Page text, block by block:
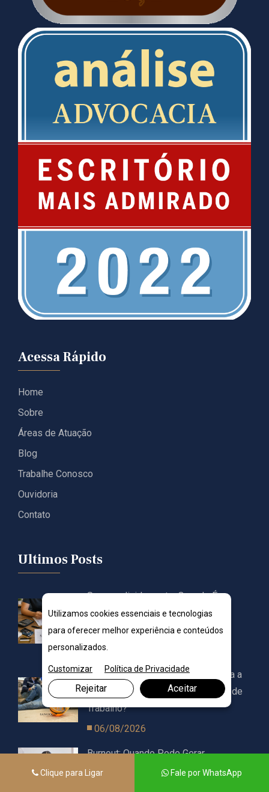
Acessa Rápido
Home
Sobre
Áreas de Atuação
Blog
Trabalhe Conosco
Ouvidoria
Contato
Ultimos Posts
Superendividamento: Quando É
Possível Renegociar Todas as
Dívidas?
06/08/2026
CAT: Quando a Empresa É Obrigada a
Emitir a Comunicação de Acidente de
Trabalho?
06/08/2026
Burnout: Quando Pode Gerar
Afastamento ou Indenização?
Clique para Ligar Fale por WhatsApp
Utilizamos cookies essenciais e tecnologias
para oferecer melhor experiência e conteúdos
personalizados.
Customizar Política de Privacidade
Rejeitar Aceitar